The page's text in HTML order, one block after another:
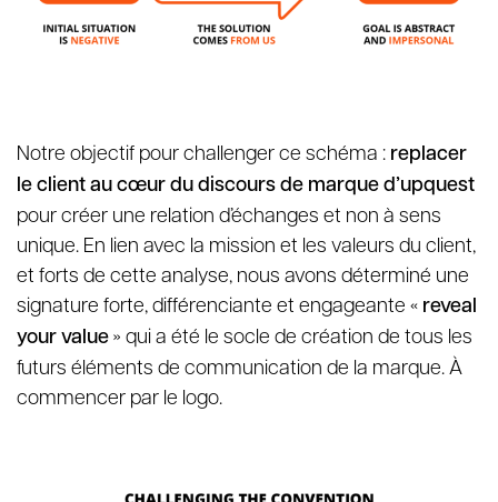
Notre objectif pour challenger ce schéma : replacer
le client au cœur du discours de marque d’upquest
pour créer une relation d’échanges et non à sens
unique. En lien avec la mission et les valeurs du client,
et forts de cette analyse, nous avons déterminé une
signature forte, différenciante et engageante « reveal
your value» qui a été le socle de création de tous les
futurs éléments de communication de la marque. À
commencer par le logo.